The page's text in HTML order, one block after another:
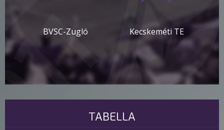
BVSC-Zugló Kecskeméti TE
TABELLA